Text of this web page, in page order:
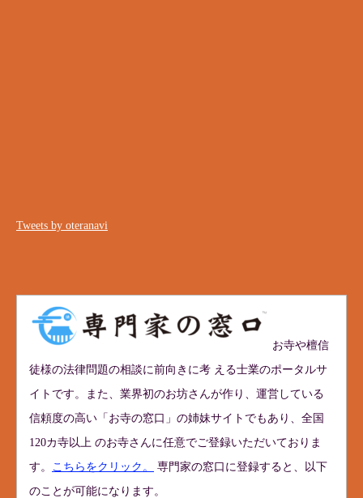
Tweets by oteranavi
お寺や檀信
徒様の法律問題の相談に前向きに考 える士業のポータルサ
イトです。また、業界初のお坊さんが作り、運営している
信頼度の高い「お寺の窓口」の姉妹サイトでもあり、全国
120カ寺以上 のお寺さんに任意でご登録いただいておりま
す。
こちらをクリック。
専門家の窓口に登録すると、以下
のことが可能になります。